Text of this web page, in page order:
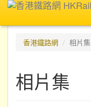
香港鐵路網
相片集
相片集